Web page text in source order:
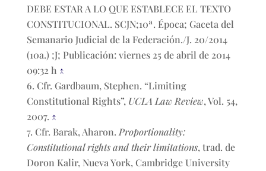
DEBE ESTAR A LO QUE ESTABLECE EL TEXTO
CONSTITUCIONAL. SCJN;10ª. Época; Gaceta del
Semanario Judicial de la Federación./J. 20/2014
(10a.) ;J; Publicación: viernes 25 de abril de 2014
09:32 h ↑
Cfr. Gardbaum, Stephen. “Limiting
Constitutional Rights”, UCLA Law Review, Vol. 54,
2007. ↑
Cfr. Barak, Aharon. Proportionality:
Constitutional rights and their limitations, trad. de
Doron Kalir, Nueva York, Cambridge University